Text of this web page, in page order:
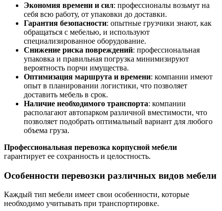
Экономия времени и сил: профессионалы возьмут на
себя всю работу, от упаковки до доставки.
Гарантия безопасности: опытные грузчики знают, как
обращаться с мебелью, и используют
специализированное оборудование.
Снижение риска повреждений: профессиональная
упаковка и правильная погрузка минимизируют
вероятность порчи имущества.
Оптимизация маршрута и времени: компании имеют
опыт в планировании логистики, что позволяет
доставить мебель в срок.
Наличие необходимого транспорта: компании
располагают автопарком различной вместимости, что
позволяет подобрать оптимальный вариант для любого
объема груза.
Профессиональная перевозка корпусной мебели
гарантирует ее сохранность и целостность.
Особенности перевозки различных видов мебели
Каждый тип мебели имеет свои особенности, которые
необходимо учитывать при транспортировке.